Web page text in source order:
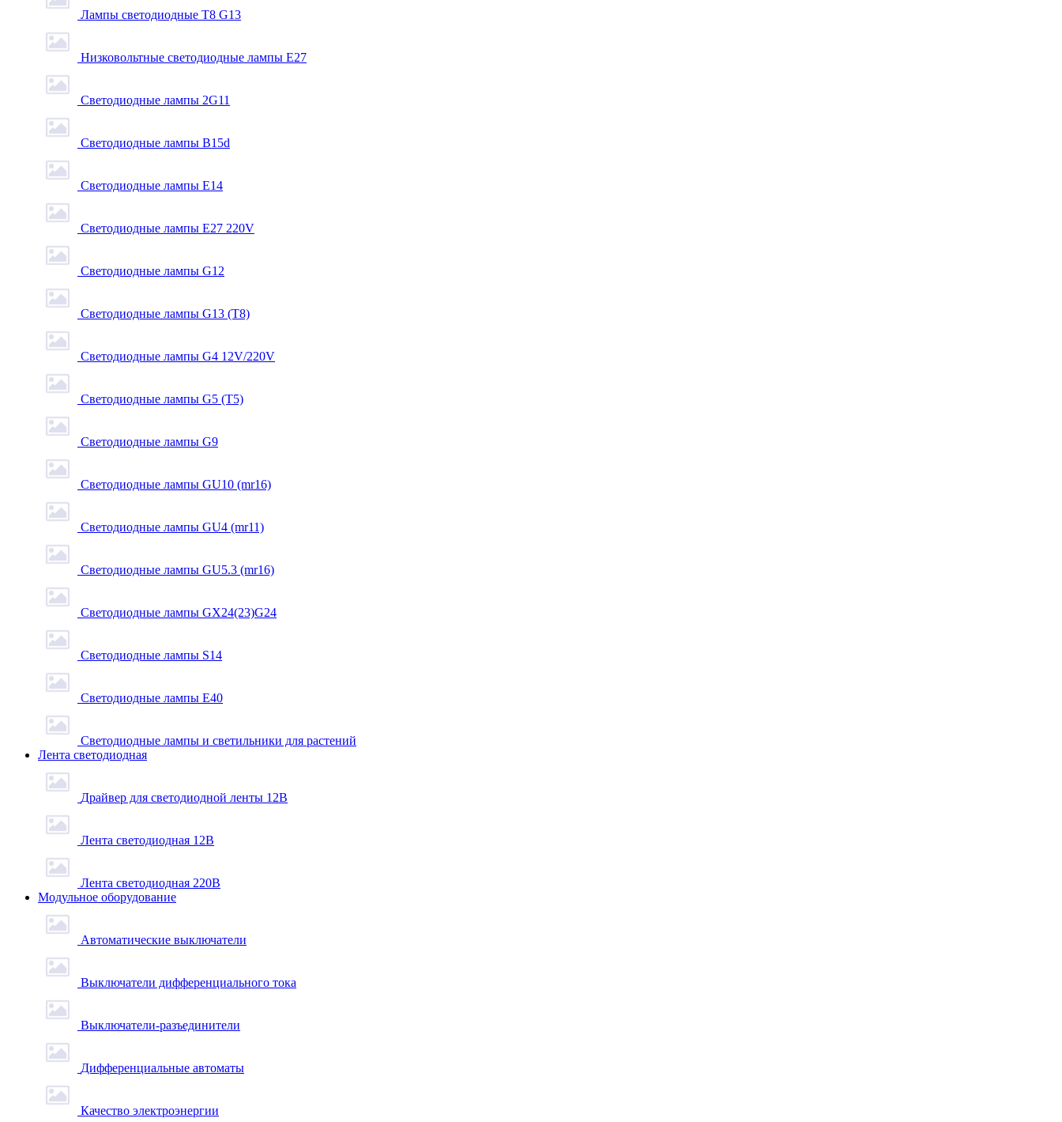
Лампы светодиодные Т8 G13
Низковольтные светодиодные лампы E27
Светодиодные лампы 2G11
Светодиодные лампы B15d
Светодиодные лампы E14
Светодиодные лампы E27 220V
Светодиодные лампы G12
Светодиодные лампы G13 (T8)
Светодиодные лампы G4 12V/220V
Светодиодные лампы G5 (T5)
Светодиодные лампы G9
Светодиодные лампы GU10 (mr16)
Светодиодные лампы GU4 (mr11)
Светодиодные лампы GU5.3 (mr16)
Светодиодные лампы GX24(23)G24
Светодиодные лампы S14
Светодиодные лампы Е40
Светодиодные лампы и светильники для растений
Лента светодиодная
Драйвер для светодиодной ленты 12В
Лента светодиодная 12В
Лента светодиодная 220В
Модульное оборудование
Автоматические выключатели
Выключатели дифференциального тока
Выключатели-разъединители
Дифференциальные автоматы
Качество электроэнергии